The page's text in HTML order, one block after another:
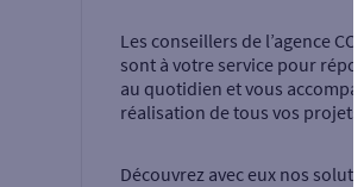
Les conseillers de l’agence
sont à votre service pour
au quotidien et vous
réalisation de tous vos projets.
Découvrez avec eux nos